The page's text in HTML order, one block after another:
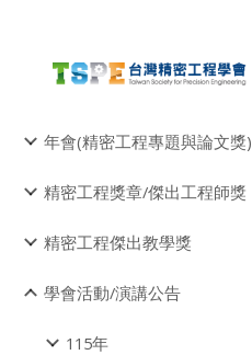
年會(精密工程專題與論文獎)
精密工程獎章/傑出工程師獎
精密工程傑出教學獎
學會活動/演講公告
115年